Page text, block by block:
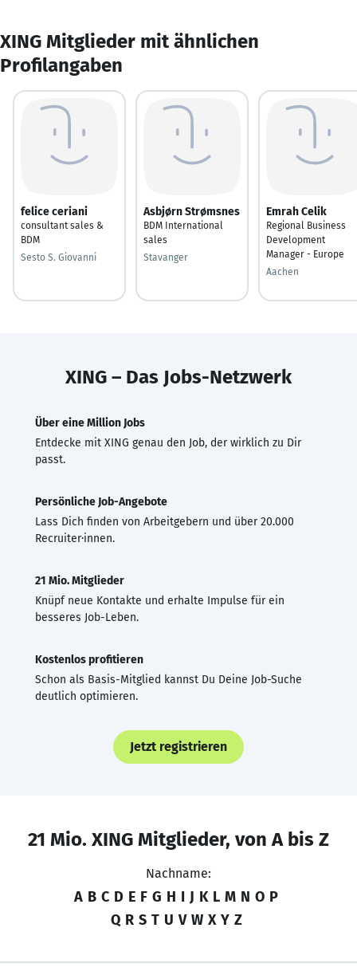
XING Mitglieder mit ähnlichen
Profilangaben
felice ceriani
consultant sales &
BDM
Sesto S. Giovanni
Asbjørn Strømsnes
BDM International
sales
Stavanger
Emrah Celik
Regional Business
Development
Manager - Europe
Aachen
XING – Das Jobs-Netzwerk
Über eine Million Jobs
Entdecke mit XING genau den Job, der wirklich zu Dir
passt.
Persönliche Job-Angebote
Lass Dich finden von Arbeitgebern und über 20.000
Recruiter·innen.
21 Mio. Mitglieder
Knüpf neue Kontakte und erhalte Impulse für ein
besseres Job-Leben.
Kostenlos profitieren
Schon als Basis-Mitglied kannst Du Deine Job-Suche
deutlich optimieren.
Jetzt registrieren
21 Mio. XING Mitglieder, von A bis Z
Nachname:
A B C D E F G H I J K L M N O P
Q R S T U V W X Y Z